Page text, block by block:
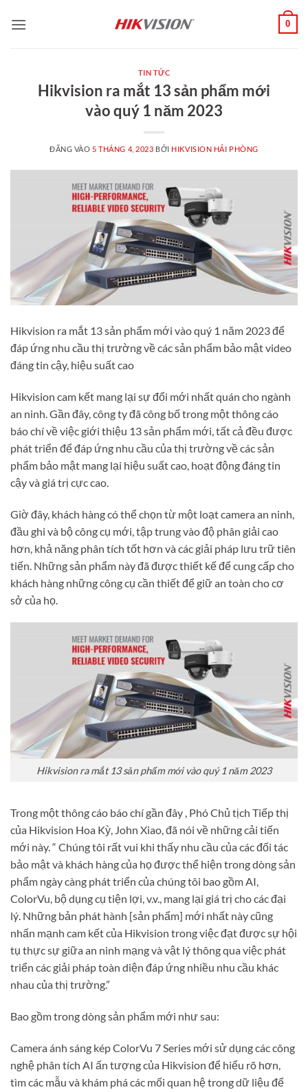
qua
0
TIN TỨC
Hikvision ra mắt 13 sản phẩm mới
vào quý 1 năm 2023
ĐĂNG VÀO 5 THÁNG 4, 2023 BỞI HIKVISION HẢI PHÒNG
Hikvision ra mắt 13 sản phẩm mới vào quý 1 năm 2023 để
đáp ứng nhu cầu thị trường về các sản phẩm bảo mật video
đáng tin cậy, hiệu suất cao
Hikvision cam kết mang lại sự đổi mới nhất quán cho ngành
an ninh. Gần đây, công ty đã công bố trong một thông cáo
báo chí về việc giới thiệu 13 sản phẩm mới, tất cả đều được
phát triển để đáp ứng nhu cầu của thị trường về các sản
phẩm bảo mật mang lại hiệu suất cao, hoạt động đáng tin
cậy và giá trị cực cao.
Giờ đây, khách hàng có thể chọn từ một loạt camera an ninh,
đầu ghi và bộ công cụ mới, tập trung vào độ phân giải cao
hơn, khả năng phân tích tốt hơn và các giải pháp lưu trữ tiên
tiến. Những sản phẩm này đã được thiết kế để cung cấp cho
khách hàng những công cụ cần thiết để giữ an toàn cho cơ
sở của họ.
Hikvision ra mắt 13 sản phẩm mới vào quý 1 năm 2023
Trong một thông cáo báo chí gần đây , Phó Chủ tịch Tiếp thị
của Hikvision Hoa Kỳ, John Xiao, đã nói về những cải tiến
mới này. “ Chúng tôi rất vui khi thấy nhu cầu của các đối tác
bảo mật và khách hàng của họ được thể hiện trong dòng sản
phẩm ngày càng phát triển của chúng tôi bao gồm AI,
ColorVu, bộ dụng cụ tiện lợi, v.v., mang lại giá trị cho các đại
lý. Những bản phát hành [sản phẩm] mới nhất này cũng
nhấn mạnh cam kết của Hikvision trong việc đạt được sự hội
tụ thực sự giữa an ninh mạng và vật lý thông qua việc phát
triển các giải pháp toàn diện đáp ứng nhiều nhu cầu khác
nhau của thị trường.”
Bao gồm trong dòng sản phẩm mới như sau:
Camera ánh sáng kép ColorVu 7 Series mới sử dụng các công
nghệ phân tích AI ấn tượng của Hikvision để hiểu rõ hơn,
tìm các mẫu và khám phá các mối quan hệ trong dữ liệu để